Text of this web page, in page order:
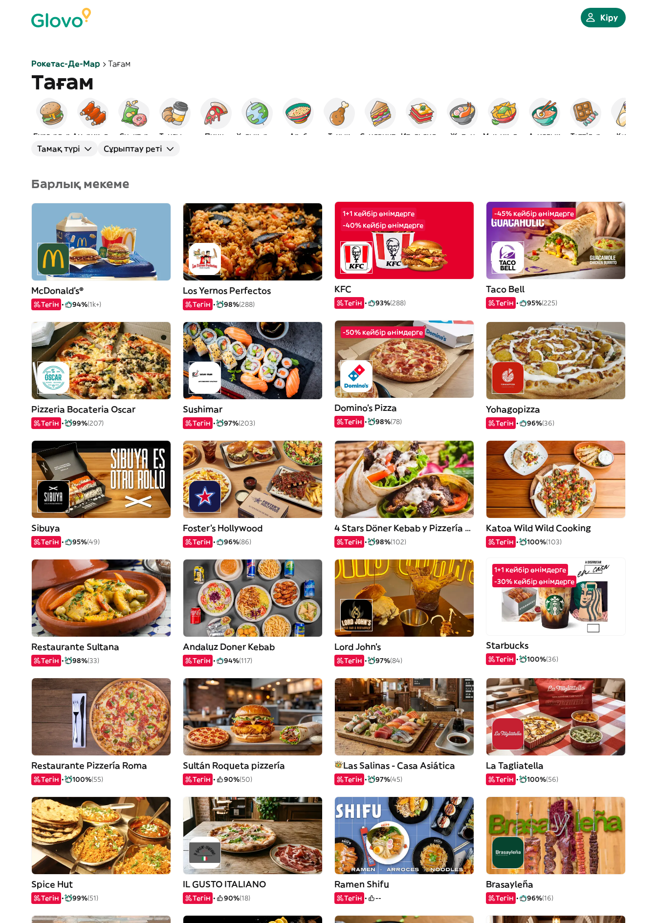
Кіру
Рокетас-Де-Мар Тағам
Тағам
Бургерлер Снэктер Таңғы ас Пицца Араб Тауық Сэндвичтер Жапон Азиялық Тәттілер Кәуап
Тамақ түрі Сұрыптау реті
Барлық мекеме
McDonald's®
Тегін 94%(1k+)
Los Yernos Perfectos
Тегін 98%(288)
1+1 кейбір өнімдерге
-40% кейбір өнімдерге
KFC
Тегін 93%(288)
-45% кейбір өнімдерге
Taco Bell
Тегін 95%(225)
Pizzeria Bocateria Oscar
Тегін 99%(207)
Sushimar
Тегін 97%(203)
-50% кейбір өнімдерге
Domino's Pizza
Тегін 98%(78)
Yohagopizza
Тегін 96%(36)
Sibuya
Тегін 95%(49)
Foster's Hollywood
Тегін 96%(86)
4 Stars Döner Kebab y Pizzería de Puerto
Тегін 98%(102)
Katoa Wild Wild Cooking
Тегін 100%(103)
Restaurante Sultana
Тегін 98%(33)
Andaluz Doner Kebab
Тегін 94%(117)
Lord John's
Тегін 97%(84)
1+1 кейбір өнімдерге
-30% кейбір өнімдерге
Starbucks
Тегін 100%(36)
Restaurante Pizzería Roma
Тегін 100%(55)
Sultán Roqueta pizzería
Тегін 90%(50)
Las Salinas - Casa Asiática
Тегін 97%(45)
La Tagliatella
Тегін 100%(56)
Spice Hut
Тегін 99%(51)
IL GUSTO ITALIANO
Тегін 90%(18)
Ramen Shifu
Тегін --
Brasayleña
Тегін 96%(16)